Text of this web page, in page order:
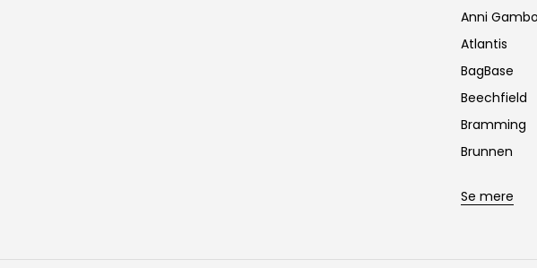
Anni
Atlantis
BagBase
Beechfield
Bramming
Brunnen
Se mere